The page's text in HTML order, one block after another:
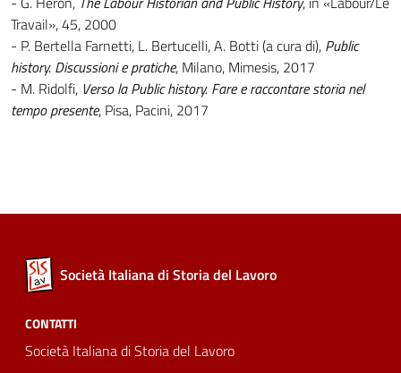
Travail», 45, 2000
- P. Bertella Farnetti, L. Bertucelli, A. Botti (a cura di), Public
history. Discussioni e pratiche, Milano, Mimesis, 2017
- M. Ridolfi, Verso la Public history. Fare e raccontare storia nel
tempo presente, Pisa, Pacini, 2017
Società Italiana di Storia del Lavoro
CONTATTI
Società Italiana di Storia del Lavoro